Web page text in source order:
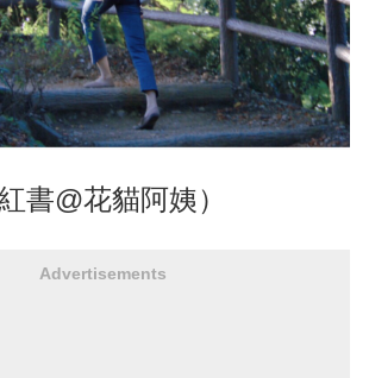
書@花貓阿姨）
Advertisements